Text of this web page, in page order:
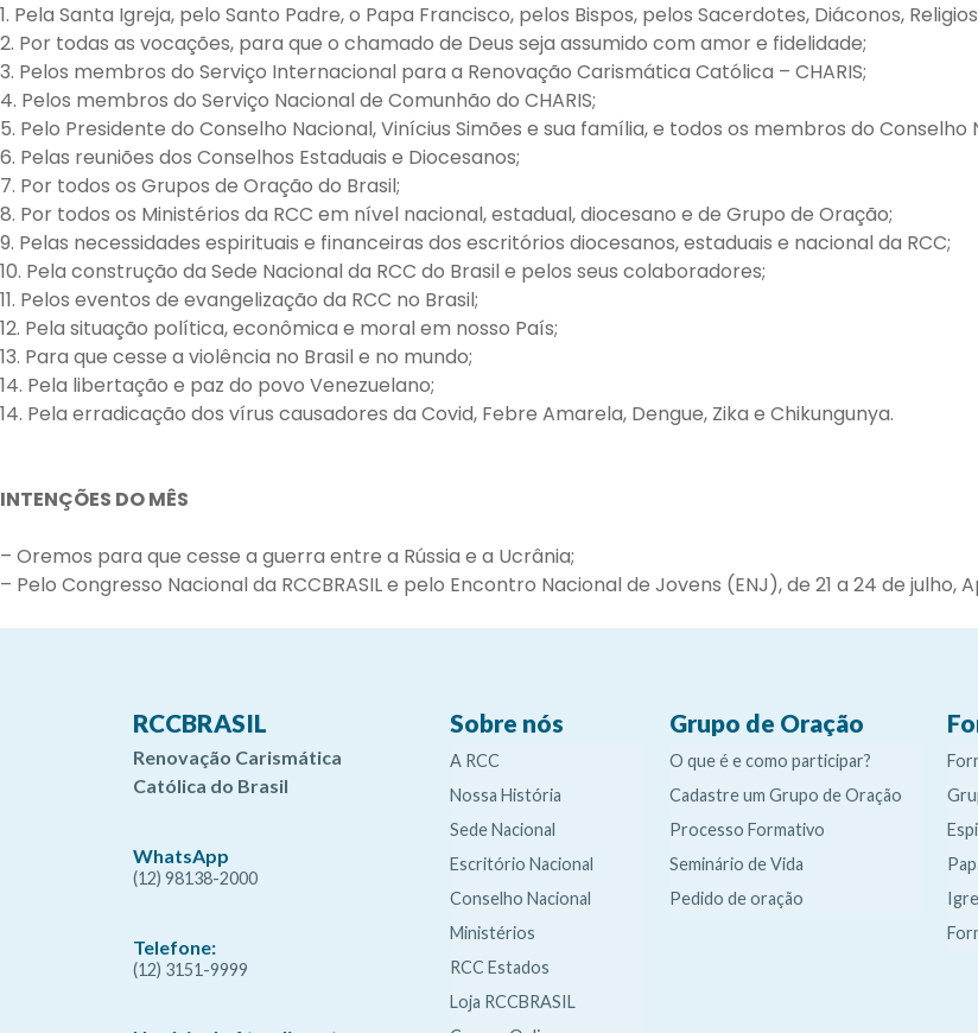
1. Pela Santa Igreja, pelo Santo Padre, o Papa Francisco, pelos Bispos, pelos Sacerdotes, Diáconos,
2. Por todas as vocações, para que o chamado de Deus seja assumido com amor e fidelidade;
3. Pelos membros do Serviço Internacional para a Renovação Carismática Católica – CHARIS;
4. Pelos membros do Serviço Nacional de Comunhão do CHARIS;
5. Pelo Presidente do Conselho Nacional, Vinícius Simões e sua família, e todos os membros do Conselho
6. Pelas reuniões dos Conselhos Estaduais e Diocesanos;
7. Por todos os Grupos de Oração do Brasil;
8. Por todos os Ministérios da RCC em nível nacional, estadual, diocesano e de Grupo de Oração;
9. Pelas necessidades espirituais e financeiras dos escritórios diocesanos, estaduais e nacional da RCC;
10. Pela construção da Sede Nacional da RCC do Brasil e pelos seus colaboradores;
11. Pelos eventos de evangelização da RCC no Brasil;
12. Pela situação política, econômica e moral em nosso País;
13. Para que cesse a violência no Brasil e no mundo;
14. Pela libertação e paz do povo Venezuelano;
14. Pela erradicação dos vírus causadores da Covid, Febre Amarela, Dengue, Zika e Chikungunya.
INTENÇÕES DO MÊS
– Oremos para que cesse a guerra entre a Rússia e a Ucrânia;
– Pelo Congresso Nacional da RCCBRASIL e pelo Encontro Nacional de Jovens (ENJ), de 21 a 24 de julho,
RCCBRASIL
Renovação Carismática
Católica do Brasil
WhatsApp
(12) 98138-2000
Telefone:
(12) 3151-9999
Sobre nós
A RCC
Nossa História
Sede Nacional
Escritório Nacional
Conselho Nacional
Ministérios
RCC Estados
Loja RCCBRASIL
Grupo de Oração
O que é e como participar?
Cadastre um Grupo de Oração
Processo Formativo
Seminário de Vida
Pedido de oração